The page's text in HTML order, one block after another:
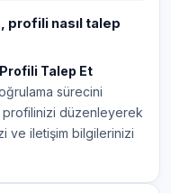
profili nasıl talep
Profili Talep Et
sürecini
profilinizi düzenleyerek
ve iletişim bilgilerinizi